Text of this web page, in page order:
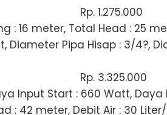
Rp. 1.275.000
: 16 meter, Total Head : 25
Diameter Pipa Hisap : 3/4?,
Rp. 3.325.000
Input Start : 660 Watt, Daya
: 42 meter, Debit Air : 30